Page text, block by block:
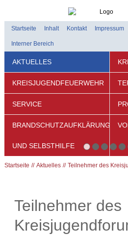
Startseite Inhalt Kontakt Impressum
Interner Bereich
AKTUELLES
KREISJUGENDFEUERWEHR
SERVICE
BRANDSCHUTZAUFKLÄRUNG
UND SELBSTHILFE
Startseite Aktuelles Teilnehmer des
Teilnehmer des